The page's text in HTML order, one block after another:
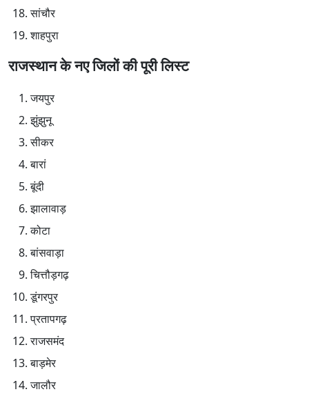
सांचौर
शाहपुरा
राजस्थान के नए जिलों की पूरी लिस्ट
जयपुर
झुंझुनू
सीकर
बारां
बूंदी
झालावाड़
कोटा
बांसवाड़ा
चित्तौड़गढ़
डूंगरपुर
प्रतापगढ़
राजसमंद
बाड़मेर
जालौर